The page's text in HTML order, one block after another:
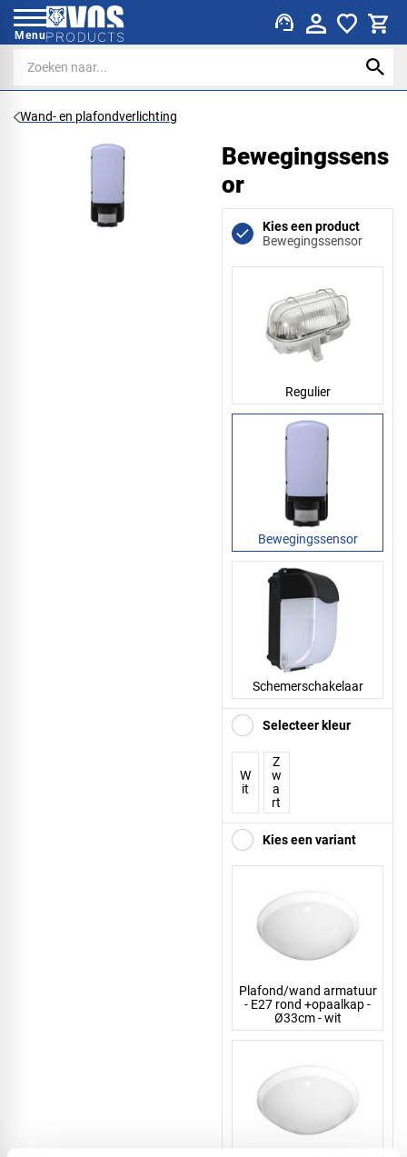
Menu support_agent
Wand- en plafondverlichting
Bewegingssens
or
Kies een product
Bewegingssensor
Regulier
Bewegingssensor
Schemerschakelaar
Selecteer kleur
W
it
Z
w
a
rt
Kies een variant
Plafond/wand armatuur
- E27 rond +opaalkap -
Ø33cm - wit